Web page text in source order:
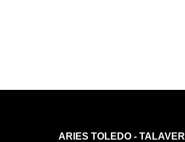
ARIES TOLEDO -